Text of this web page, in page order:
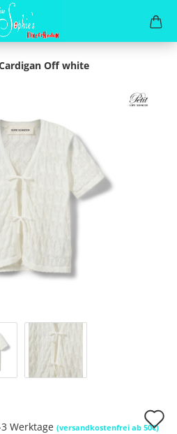
Off white
Werktage (versandkostenfrei ab 50€)